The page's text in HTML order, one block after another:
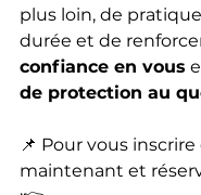
plus loin, de
durée et de
confiance en vous
de protection au
📌 Pour vous inscrire
maintenant et